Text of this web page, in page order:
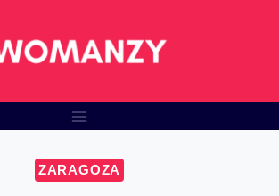
ZARAGOZA